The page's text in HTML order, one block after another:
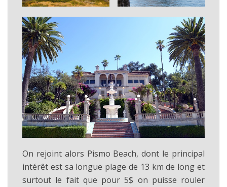
On rejoint alors Pismo Beach, dont le principal
intérêt est sa longue plage de 13 km de long et
surtout le fait que pour 5$ on puisse rouler